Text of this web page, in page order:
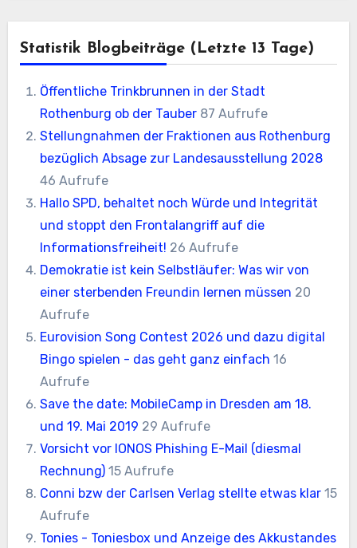
Statistik Blogbeiträge (letzte 13 Tage)
Öffentliche Trinkbrunnen in der Stadt
Rothenburg ob der Tauber 87 Aufrufe
Stellungnahmen der Fraktionen aus Rothenburg
bezüglich Absage zur Landesausstellung 2028
46 Aufrufe
Hallo SPD, behaltet noch Würde und Integrität
und stoppt den Frontalangriff auf die
Informationsfreiheit! 26 Aufrufe
Demokratie ist kein Selbstläufer: Was wir von
einer sterbenden Freundin lernen müssen 20
Aufrufe
Eurovision Song Contest 2026 und dazu digital
Bingo spielen - das geht ganz einfach 16
Aufrufe
Save the date: MobileCamp in Dresden am 18.
und 19. Mai 2019 29 Aufrufe
Vorsicht vor IONOS Phishing E-Mail (diesmal
Rechnung) 15 Aufrufe
Conni bzw der Carlsen Verlag stellte etwas klar 15
Aufrufe
Tonies - Toniesbox und Anzeige des Akkustandes